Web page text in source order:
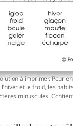
à imprimer. Pour
et le froid, les
minuscules.